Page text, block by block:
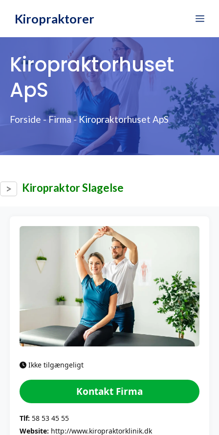
Kiropraktorer
Kiropraktorhuset
ApS
Forside -Firma-Kiropraktorhuset ApS
Kiropraktor Slagelse
Ikke tilgængeligt
Kontakt Firma
Tlf: 58 53 45 55
Website: http://www.kiropraktorklinik.dk